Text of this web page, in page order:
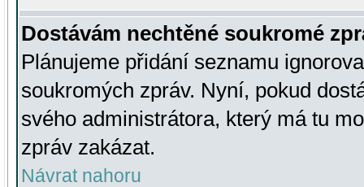
Dostávám nechtěné soukromé
Plánujeme přidání seznamu
soukromých zpráv. Nyní, pokud
svého administrátora, který má tu
zpráv zakázat.
Návrat nahoru